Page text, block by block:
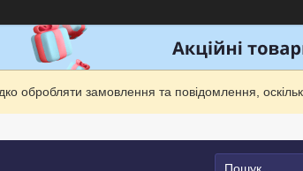
обробляти замовлення та повідомлення,